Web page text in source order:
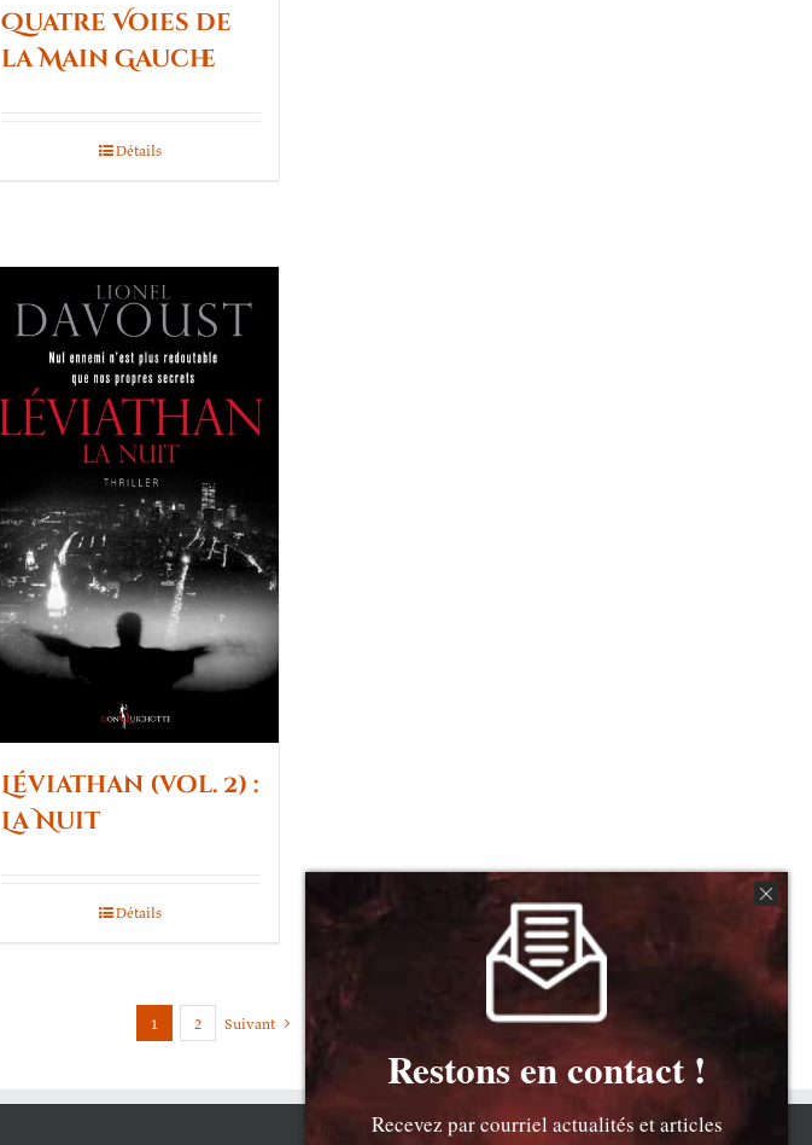
Quatre Voies de
la Main Gauche
Détails
Léviathan (vol. 2) :
La Nuit
Détails
1 2 Suivant
Restons en contact !
Recevez par courriel actualités et articles